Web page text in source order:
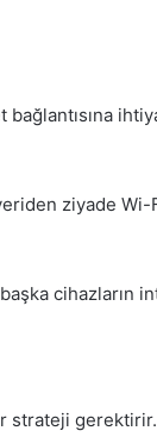
ziyade
cihazların
strateji